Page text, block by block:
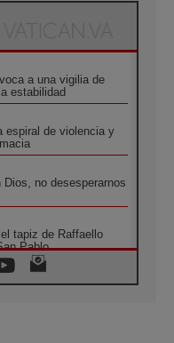
a una vigilia de
estabilidad
espiral de violencia y
Dios, no desesperarnos
tapiz de Raffaello
Pablo
no se compra con una